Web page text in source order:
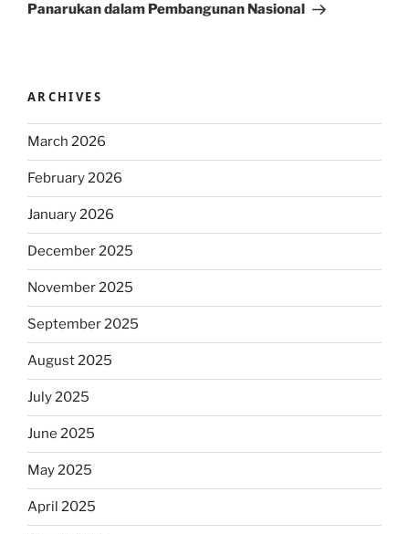
Panarukan dalam Pembangunan Nasional
ARCHIVES
March 2026
February 2026
January 2026
December 2025
November 2025
September 2025
August 2025
July 2025
June 2025
May 2025
April 2025